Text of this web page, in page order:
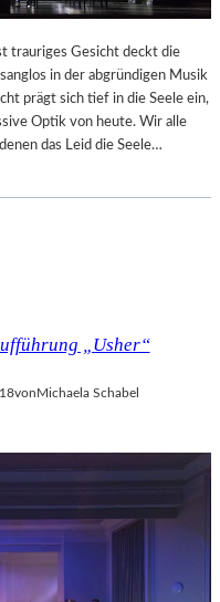
L
S
Ä
U
L
E
G
trauriges Gesicht deckt die
in der abgründigen Musik
prägt sich tief in die Seele ein,
Optik von heute. Wir alle
das Leid die Seele…
„Usher“
vonMichaela Schabel